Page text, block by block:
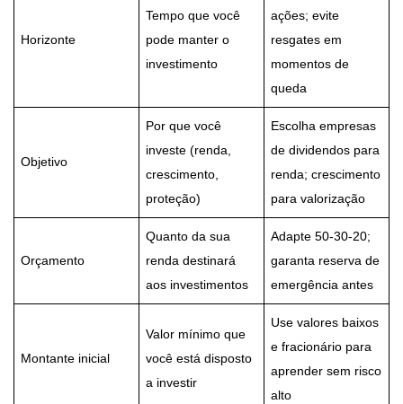
Horizonte
Tempo que você
pode manter o
investimento
ações; evite
resgates em
momentos de
queda
Objetivo
Por que você
investe (renda,
crescimento,
proteção)
Escolha empresas
de dividendos para
renda; crescimento
para valorização
Orçamento
Quanto da sua
renda destinará
aos investimentos
Adapte 50-30-20;
garanta reserva de
emergência antes
Montante inicial
Valor mínimo que
você está disposto
a investir
Use valores baixos
e fracionário para
aprender sem risco
alto